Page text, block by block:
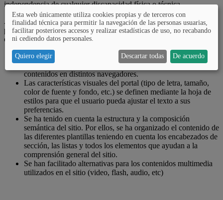
independencia de cualquier discapacidad física o técnica.
A tal fin, se han estudiado las diversas funcionalidades de este portal
para que la persona usuaria pueda acceder a todos los contenidos
con mayor destreza. Entre las principales destacan:
El código HTML y CSS empleado se ajusta a las gramáticas
formales para garantizar la correcta visualización de los
contenidos en distintos navegadores.
Las características visuales del portal (tipo de letra, tamaño,
color de fuente y fondo, etc.) se definen mediante la hoja de
estilos para que el usuario pueda ajustar el texto a sus
preferencias.
Se ha tenido en cuenta la estructura y la composición
semántica del sitio. Por ellos, se ha organizado el contenido de
las diferentes plantillas teniendo en cuenta los encabezados de
sección, las listas y todos los elementos que ayudan a la
comprensión general del sitio.
Se han facilitado alternativas para los contenidos multimedia
utilizados en el sitio (video, flash, audio, etc)
Esta web únicamente utiliza cookies propias y de terceros con
finalidad técnica para permitir la navegación de las personas usuarias,
facilitar posteriores accesos y realizar estadísticas de uso, no recabando
ni cediendo datos personales.
Quiero elegir Descartar todas De acuerdo